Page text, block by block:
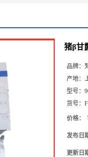
猪β甘
品牌：
产地：
型号：
货号：
价格：
发布日
更新日